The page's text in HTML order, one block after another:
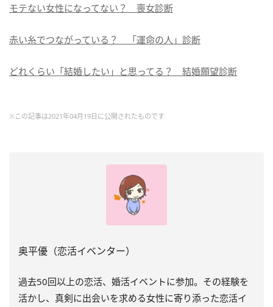
モテない女性になってない？ 喪女診断
赤い糸でつながっている？ 「運命の人」診断
どれくらい「結婚したい」と思ってる？ 結婚願望診断
※この記事は2021年04月19日に公開されたものです
奥平優（恋活イベンター）
過去50回以上の恋活、婚活イベントに参加。その経験を
活かし、真剣に出会いを求める女性に寄り添った恋活イ